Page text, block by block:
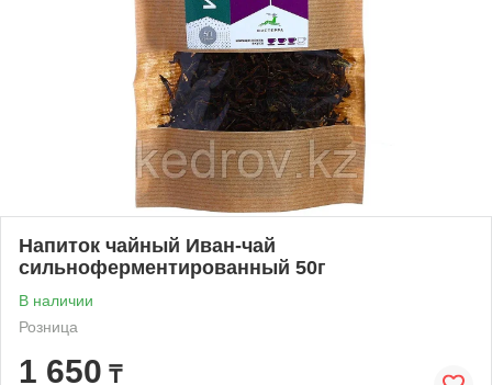
Напиток чайный Иван-чай
сильноферментированный 50г
В наличии
Розница
1 650 ₸